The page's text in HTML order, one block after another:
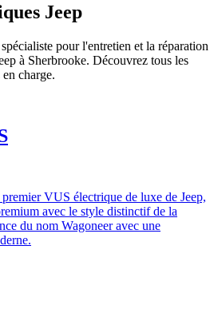
Jeep
pour l'entretien et la réparation
à Sherbrooke. Découvrez tous les
charge.
VUS électrique de luxe de Jeep,
avec le style distinctif de la
du nom Wagoneer avec une